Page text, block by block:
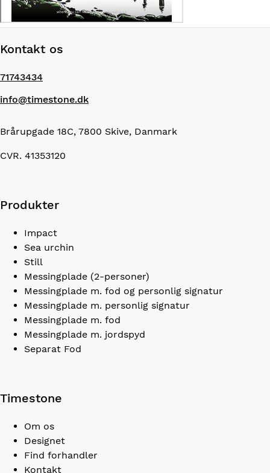
Kontakt os
71743434
info@timestone.dk
Brårupgade 18C, 7800 Skive, Danmark
CVR. 41353120
Produkter
Impact
Sea urchin
Still
Messingplade (2-personer)
Messingplade m. fod og personlig signatur
Messingplade m. personlig signatur
Messingplade m. fod
Messingplade m. jordspyd
Separat Fod
Timestone
Om os
Designet
Find forhandler
Kontakt